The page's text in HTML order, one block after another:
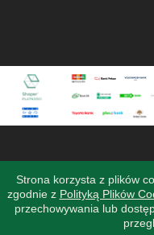
Strona korzysta z plików
zgodnie z Polityką Plików
przechowywania lub
POKAŻ
Sklep